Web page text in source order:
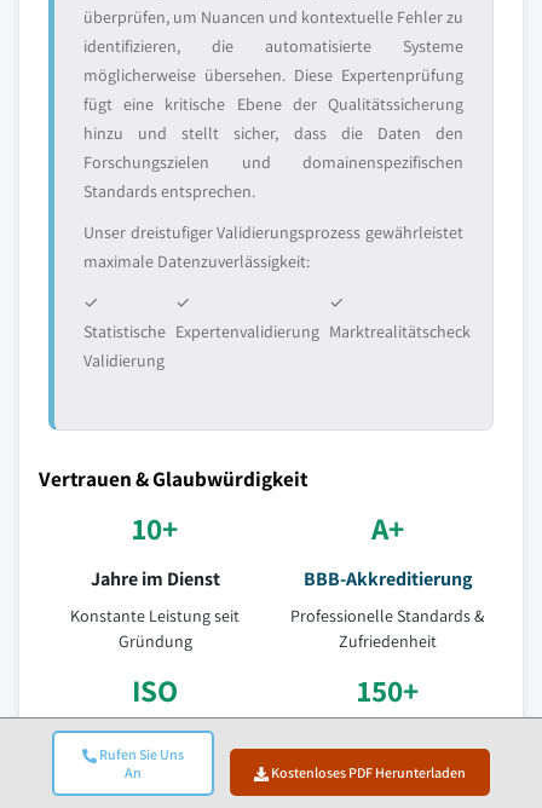
Rufen Sie Uns
An
Kostenloses PDF Herunterladen
überprüfen, um Nuancen und kontextuelle Fehler zu
identifizieren, die automatisierte Systeme
möglicherweise übersehen. Diese Expertenprüfung
fügt eine kritische Ebene der Qualitätssicherung
hinzu und stellt sicher, dass die Daten den
Forschungszielen und domainenspezifischen
Standards entsprechen.
Unser dreistufiger Validierungsprozess gewährleistet
maximale Datenzuverlässigkeit:
✓
Statistische
Validierung
✓
Expertenvalidierung
✓
Marktrealitätscheck
Vertrauen & Glaubwürdigkeit
10+
Jahre im Dienst
Konstante Leistung seit
Gründung
A+
BBB-Akkreditierung
Professionelle Standards &
Zufriedenheit
ISO
Zertifizierte Qualität
ISO 9001-2015 zertifiziertes
Unternehmen
150+
Über 10+
Branchenbereiche